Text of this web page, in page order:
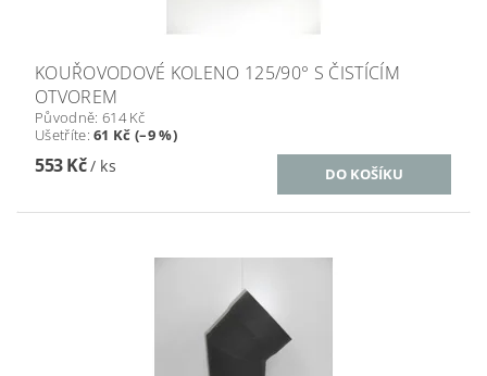
KOUŘOVODOVÉ KOLENO 125/90° S ČISTÍCÍM
OTVOREM
Původně: 614 Kč
Ušetříte:61 Kč (–9 %)
553 Kč/ ks